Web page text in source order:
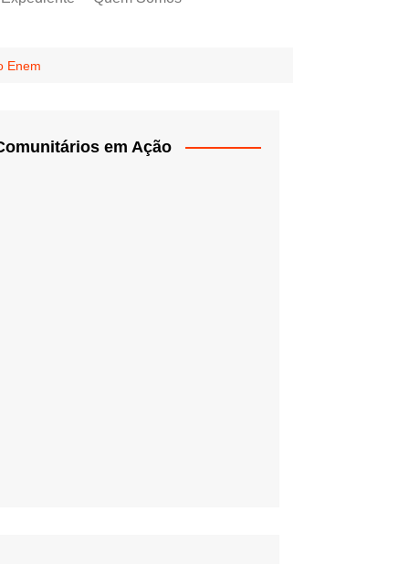
Enem
em Ação